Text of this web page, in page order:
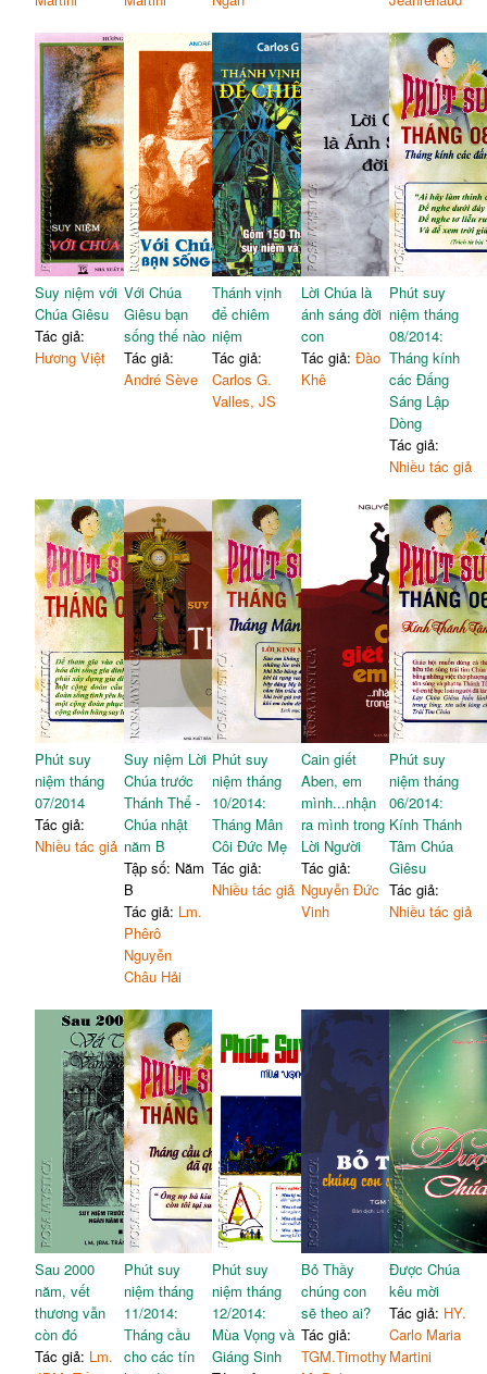
Suy niệm với
Chúa Giêsu
Tác giả:
Hương Việt
Với Chúa
Giêsu bạn
sống thế nào
Tác giả:
André Sève
Thánh vịnh
để chiêm
niệm
Tác giả:
Carlos G.
Valles, JS
Lời Chúa là
ánh sáng đời
con
Tác giả: Đào
Khê
Phút suy
niệm tháng
08/2014:
Tháng kính
các Đấng
Sáng Lập
Dòng
Tác giả:
Nhiều tác giả
Phút suy
niệm tháng
07/2014
Tác giả:
Nhiều tác giả
Suy niệm Lời
Chúa trước
Thánh Thể -
Chúa nhật
năm B
Tập số: Năm
B
Tác giả: Lm.
Phêrô
Nguyễn
Châu Hải
Phút suy
niệm tháng
10/2014:
Tháng Mân
Côi Đức Mẹ
Tác giả:
Nhiều tác giả
Cain giết
Aben, em
mình...nhận
ra mình trong
Lời Người
Tác giả:
Nguyễn Đức
Vinh
Phút suy
niệm tháng
06/2014:
Kính Thánh
Tâm Chúa
Giêsu
Tác giả:
Nhiều tác giả
Sau 2000
năm, vết
thương vẫn
còn đó
Tác giả: Lm.
Phút suy
niệm tháng
11/2014:
Tháng cầu
cho các tín
Phút suy
niệm tháng
12/2014:
Mùa Vọng và
Giáng Sinh
Bỏ Thầy
chúng con
sẽ theo ai?
Tác giả:
TGM.Timothy
Được Chúa
kêu mời
Tác giả: HY.
Carlo Maria
Martini